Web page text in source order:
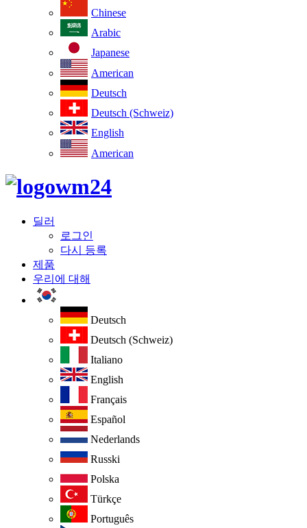
Chinese
Arabic
Japanese
American
Deutsch
Deutsch (Schweiz)
English
American
딜러
로그인
다시 등록
제품
우리에 대해
Deutsch
Deutsch (Schweiz)
Italiano
English
Français
Español
Nederlands
Russki
Polska
Türkçe
Português